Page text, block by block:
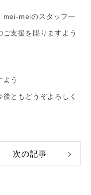
mei-meiのスタッフ一
支援を賜りますよう
よう
よろしく
次の記事